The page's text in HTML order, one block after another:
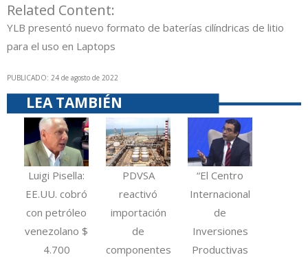
Related Content:
YLB presentó nuevo formato de baterías cilíndricas de litio
para el uso en Laptops
PUBLICADO: 24 de agosto de 2022
LEA TAMBIÉN
Luigi Pisella:
EE.UU. cobró
con petróleo
venezolano $
4.700
PDVSA
reactivó
importación
de
componentes
“El Centro
Internacional
de
Inversiones
Productivas